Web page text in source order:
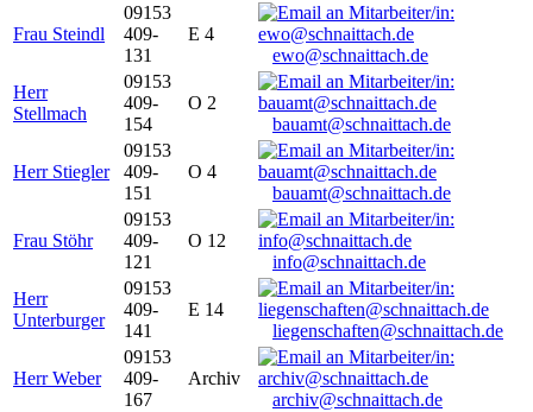
Frau Steindl
09153
409-
131
E 4
ewo@schnaittach.de
Herr
Stellmach
09153
409-
154
O 2
bauamt@schnaittach.de
Herr Stiegler
09153
409-
151
O 4
bauamt@schnaittach.de
Frau Stöhr
09153
409-
121
O 12
info@schnaittach.de
Herr
Unterburger
09153
409-
141
E 14
liegenschaften@schnaittach.de
Herr Weber
09153
409-
167
Archiv
archiv@schnaittach.de